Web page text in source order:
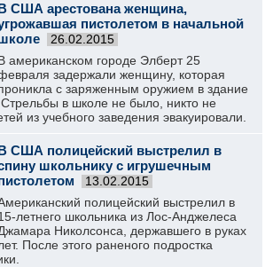
США арестована женщина,
пистолетом в начальной
26.02.2015
американском городе Элберт 25
задержали женщину, которая
с заряженным оружием в здание
в школе не было, никто не
из учебного заведения эвакуировали.
США полицейский выстрелил в
школьнику с игрушечным
13.02.2015
полицейский выстрелил в
летнего школьника из Лос-Анджелеса
Николсонса, державшего в руках
После этого раненого подростка